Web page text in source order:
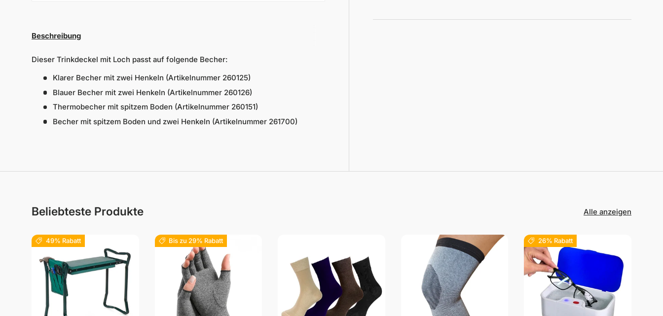
Beschreibung
Dieser Trinkdeckel mit Loch passt auf folgende Becher:
Klarer Becher mit zwei Henkeln (Artikelnummer 260125)
Blauer Becher mit zwei Henkeln (Artikelnummer 260126)
Thermobecher mit spitzem Boden (Artikelnummer 260151)
Becher mit spitzem Boden und zwei Henkeln (Artikelnummer 261700)
Beliebteste Produkte Alle anzeigen
49% Rabatt Bis zu 29% Rabatt 26% Rabatt